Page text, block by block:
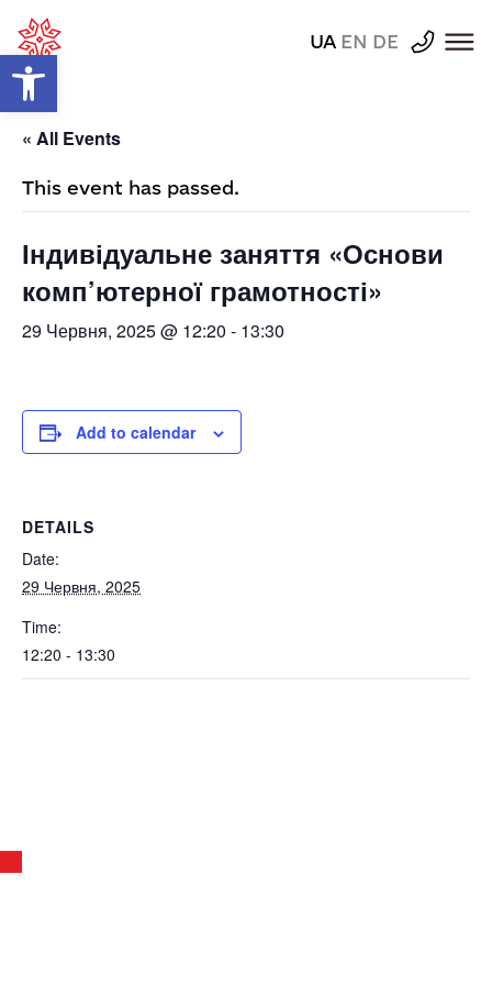
Відкрити Панель інструментів
UA EN DE
« All Events
This event has passed.
Індивідуальне заняття «Основи
комп’ютерної грамотності»
29 Червня, 2025 @ 12:20 - 13:30
Add to calendar
DETAILS
Date:
29 Червня, 2025
Time:
12:20 - 13:30